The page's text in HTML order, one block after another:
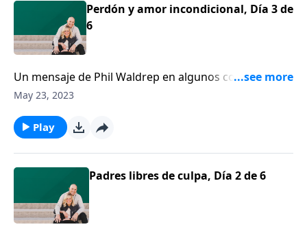
Perdón y amor incondicional, Día 3 de
6
Un mensaje de Phil Waldrep en algunos consejos
para los padres de hijos pródigos. Son palabras que
enfrentan si están criando algún hijo pródigo. Y
provee también algo de esperanza.
May 23, 2023
Play
Padres libres de culpa, Día 2 de 6